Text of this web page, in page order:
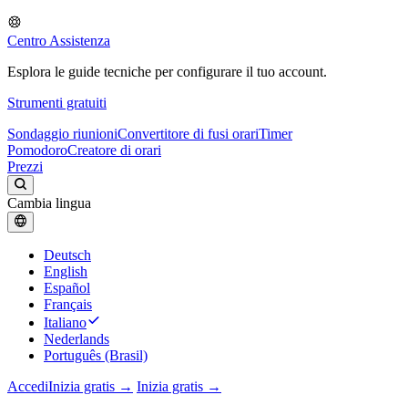
Centro Assistenza
Esplora le guide tecniche per configurare il tuo account.
Strumenti gratuiti
Sondaggio riunioniConvertitore di fusi orariTimer
PomodoroCreatore di orari
Prezzi
Cambia lingua
Deutsch
English
Español
Français
Italiano
Nederlands
Português (Brasil)
AccediInizia gratis → Inizia gratis →